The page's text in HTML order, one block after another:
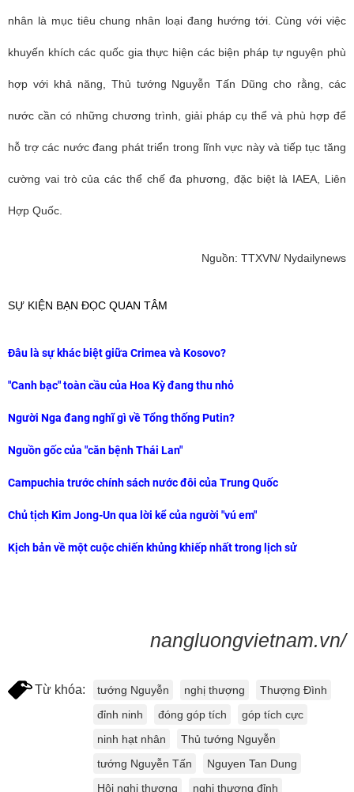
nhân là mục tiêu chung nhân loại đang hướng tới. Cùng với việc
khuyến khích các quốc gia thực hiện các biện pháp tự nguyện phù
hợp với khả năng, Thủ tướng Nguyễn Tấn Dũng cho rằng, các
nước cần có những chương trình, giải pháp cụ thể và phù hợp để
hỗ trợ các nước đang phát triển trong lĩnh vực này và tiếp tục tăng
cường vai trò của các thể chế đa phương, đặc biệt là IAEA, Liên
Hợp Quốc.
Nguồn: TTXVN/ Nydailynews
SỰ KIỆN BẠN ĐỌC QUAN TÂM
Đâu là sự khác biệt giữa Crimea và Kosovo?
"Canh bạc" toàn cầu của Hoa Kỳ đang thu nhỏ
Người Nga đang nghĩ gì về Tổng thống Putin?
Nguồn gốc của "căn bệnh Thái Lan"
Campuchia trước chính sách nước đôi của Trung Quốc
Chủ tịch Kim Jong-Un qua lời kể của người "vú em"
Kịch bản về một cuộc chiến khủng khiếp nhất trong lịch sử
nangluongvietnam.vn/
Từ khóa: tướng Nguyễn nghị thượng
Thượng Đình
đỉnh ninh
đóng góp tích
góp tích cực
ninh hạt nhân
Thủ tướng Nguyễn
tướng Nguyễn Tấn
Nguyen Tan Dung
Hội nghị thượng
nghị thượng đỉnh